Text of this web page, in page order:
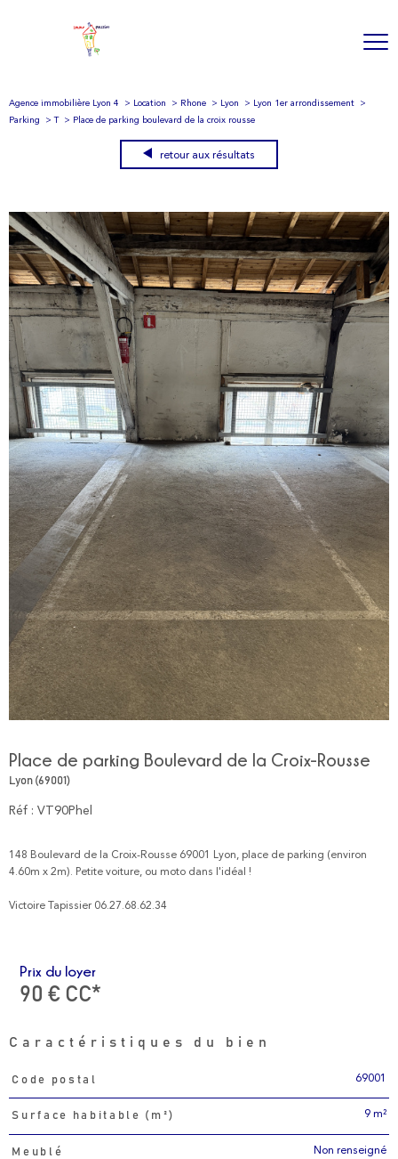
Agence immobilière Lyon 4 Location Rhone Lyon
Lyon 1er arrondissement
Parking
T Place de parking boulevard de la croix rousse
retour aux résultats
Place de parking Boulevard de la Croix-Rousse
Lyon (69001)
Réf : VT90Phel
148 Boulevard de la Croix-Rousse 69001 Lyon, place de parking (environ
4.60m x 2m). Petite voiture, ou moto dans l'idéal !
Victoire Tapissier 06.27.68.62.34
Prix du loyer
90 € CC*
Caractéristiques du bien
Caractéristiques
Code postal 69001
Surface habitable (m²) 9 m²
Meublé Non renseigné